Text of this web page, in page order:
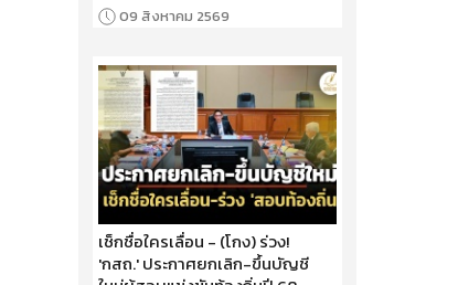
09 สิงหาคม 2569
เช็กชื่อใครเลื่อน - (โกง) ร่วง!
'กสถ.' ประกาศยกเลิก-ขึ้นบัญชี